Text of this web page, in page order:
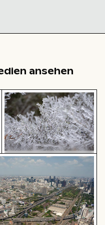
ansehen
Mueang Strand
Gefrorene Zweige mit
Gefrorene Zweige mit
Maschendrahtzaun
des Makkasan-